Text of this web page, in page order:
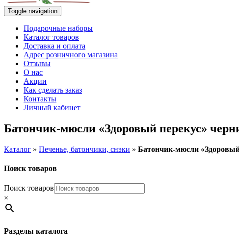
Toggle navigation
Подарочные наборы
Каталог товаров
Доставка и оплата
Адрес розничного магазина
Отзывы
О нас
Акции
Как сделать заказ
Контакты
Личный кабинет
Батончик-мюсли «Здоровый перекус»
Каталог » Печенье, батончики, снэки » Батончик-мюсли
Поиск товаров
Поиск товаров
×
Разделы каталога